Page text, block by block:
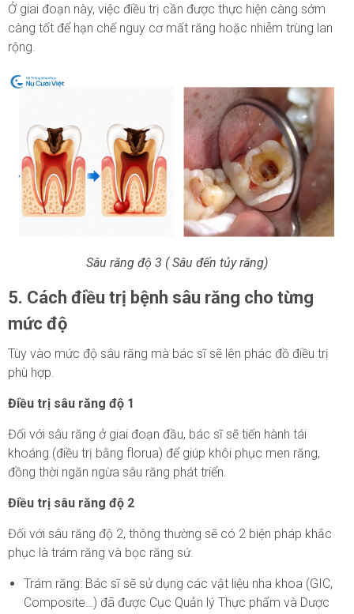
Ở giai đoạn này, việc điều trị cần được thực hiện càng sớm
càng tốt để hạn chế nguy cơ mất răng hoặc nhiễm trùng lan
rộng.
Sâu răng độ 3 ( Sâu đến tủy răng)
5. Cách điều trị bệnh sâu răng cho từng
mức độ
Tùy vào mức độ sâu răng mà bác sĩ sẽ lên phác đồ điều trị
phù hợp.
Điều trị sâu răng độ 1
Đối với sâu răng ở giai đoạn đầu, bác sĩ sẽ tiến hành tái
khoáng (điều trị bằng florua) để giúp khôi phục men răng,
đồng thời ngăn ngừa sâu răng phát triển.
Điều trị sâu răng độ 2
Đối với sâu răng độ 2, thông thường sẽ có 2 biện pháp khắc
phục là trám răng và bọc răng sứ.
Trám răng: Bác sĩ sẽ sử dụng các vật liệu nha khoa (GIC,
Composite…) đã được Cục Quản lý Thực phẩm và Dược